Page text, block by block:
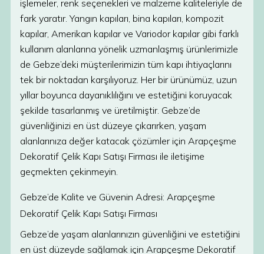
işlemeler, renk seçenekleri ve malzeme kaliteleriyle de
fark yaratır. Yangın kapıları, bina kapıları, kompozit
kapılar, Amerikan kapılar ve Variodor kapılar gibi farklı
kullanım alanlarına yönelik uzmanlaşmış ürünlerimizle
de Gebze’deki müşterilerimizin tüm kapı ihtiyaçlarını
tek bir noktadan karşılıyoruz. Her bir ürünümüz, uzun
yıllar boyunca dayanıklılığını ve estetiğini koruyacak
şekilde tasarlanmış ve üretilmiştir. Gebze’de
güvenliğinizi en üst düzeye çıkarırken, yaşam
alanlarınıza değer katacak çözümler için Arapçeşme
Dekoratif Çelik Kapı Satışı Firması ile iletişime
geçmekten çekinmeyin.
Gebze’de Kalite ve Güvenin Adresi: Arapçeşme
Dekoratif Çelik Kapı Satışı Firması
Gebze’de yaşam alanlarınızın güvenliğini ve estetiğini
en üst düzeyde sağlamak için Arapçeşme Dekoratif